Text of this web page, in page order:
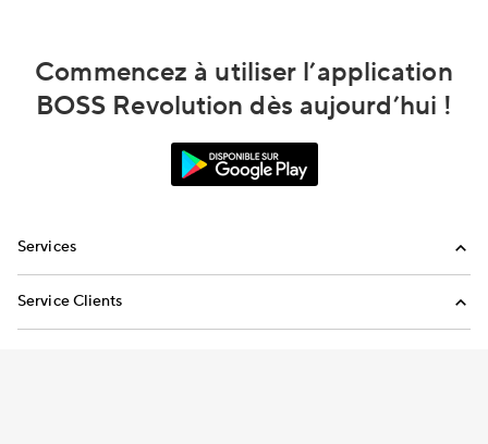
Commencez à utiliser l’application
BOSS Revolution dès aujourd’hui !
Services
Envoi de réapprovisionnements
Service Clients